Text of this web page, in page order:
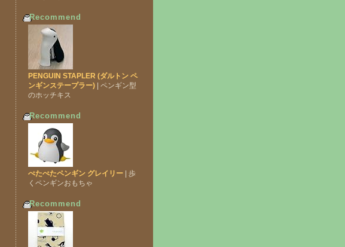
Recommend
PENGUIN STAPLER (ダルトン ペ
ンギンステープラー) | ペンギン型
のホッチキス
Recommend
ぺたぺたペンギン グレイリー | 歩
くペンギンおもちゃ
Recommend